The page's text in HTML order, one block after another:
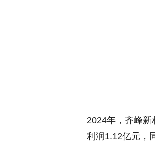
2024年，齐峰
利润1.12亿元，